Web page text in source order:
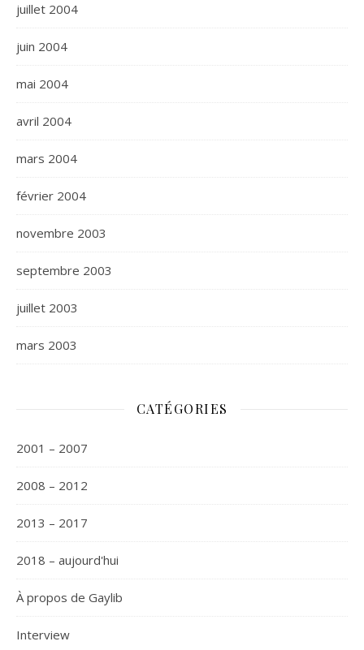
juillet 2004
juin 2004
mai 2004
avril 2004
mars 2004
février 2004
novembre 2003
septembre 2003
juillet 2003
mars 2003
CATÉGORIES
2001 – 2007
2008 – 2012
2013 – 2017
2018 – aujourd'hui
À propos de Gaylib
Interview